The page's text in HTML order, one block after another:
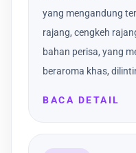
yang mengandung
rajang, cengkeh
bahan perisa, yang
beraroma khas,
BACA DETAIL